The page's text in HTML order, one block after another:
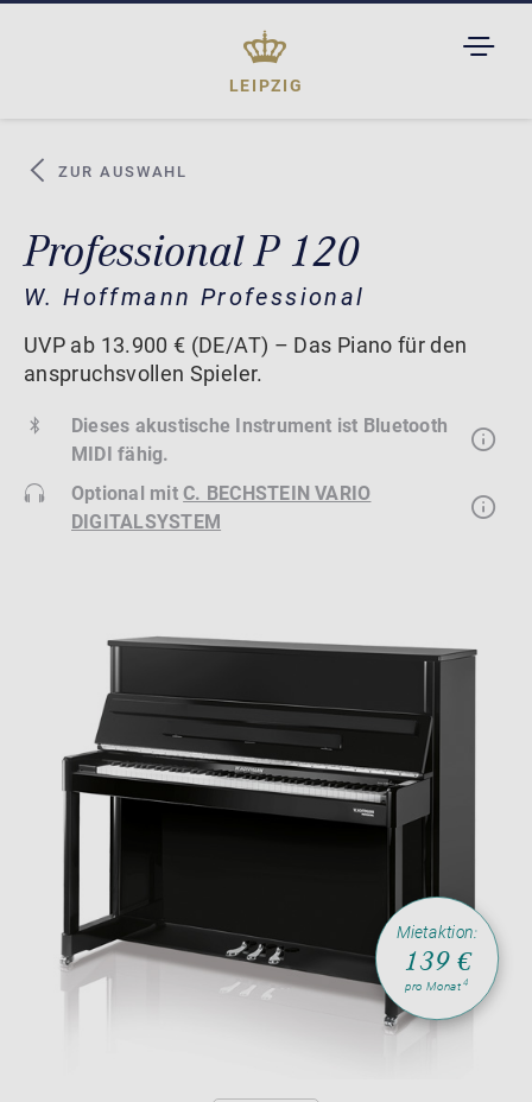
LEIPZIG
ZUR AUSWAHL
Professional P 120
W. Hoffmann Professional
UVP ab 13.900 € (DE/AT) – Das Piano für den
anspruchsvollen Spieler.
Dieses akustische Instrument ist Bluetooth
MIDI fähig.
Optional mitC. BECHSTEIN VARIO
DIGITALSYSTEM
Mietaktion:
139 €
pro Monat4